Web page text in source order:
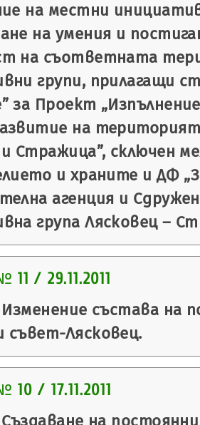
на местни
на умения и
на съответната
групи, прилагащи
за Проект
на
и Стражица”, сключен
и храните и ДФ
агенция и
група Лясковец –
11 / 29.11.2011
Изменение състава на
съвет-Лясковец.
10 / 17.11.2011
Създаване на